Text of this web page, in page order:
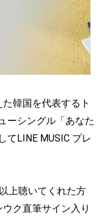
韓国を代表するト
ーシングル「あなた
てLINE MUSIC プレ
上聴いてくれた方
ク直筆サイン入り